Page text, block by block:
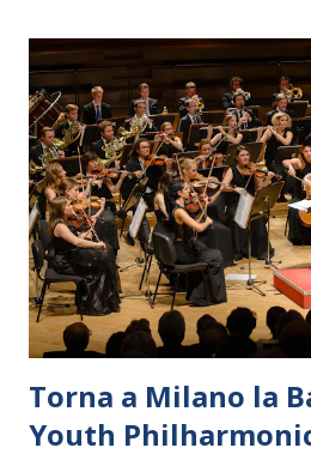
Torna a Milano la
Youth